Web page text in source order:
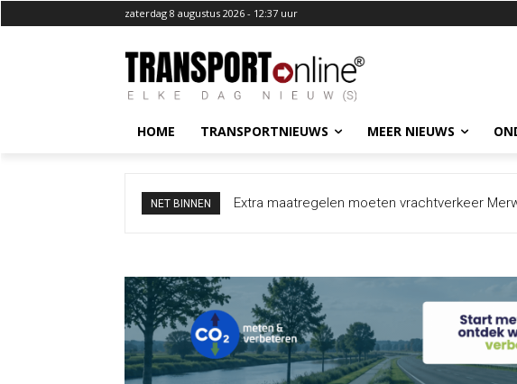
zaterdag 8 augustus 2026 - 12:37 uur
HOME TRANSPORTNIEUWS MEER NIEUWS
NET BINNEN Extra maatregelen moeten vrachtverkeer
CEVA Logistics zwijgt over datalek dat